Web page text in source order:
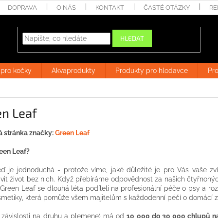
DOPRAVA O NÁS KONTAKT ČASTÉ OTÁZKY
HLEDAT
kočky Akvaprodukty Produkty pro hlodavce
Leaf
stránka značky:Green Leaf
Leaf?
je jednoduchá - protože víme, jaké důležité je pro Vás vaše
život bez nich. Když přebíráme odpovědnost za našich
Leaf se dlouhá léta podíleli na profesionální péče o psy a
která pomůže všem majitelům s každodenní péčí o domácí
závislosti na druhu a plemene) má od10 000 do 30 000 chlupů